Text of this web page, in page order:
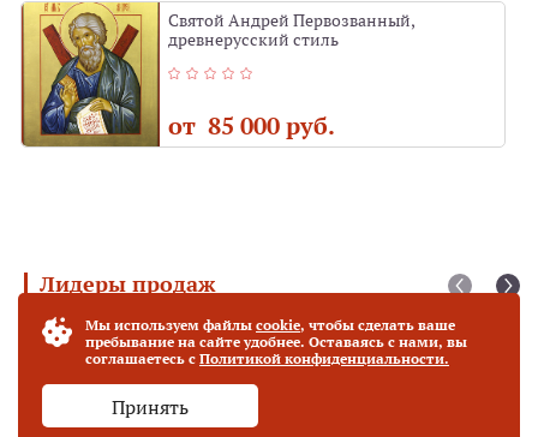
Святой Андрей Первозванный,
древнерусский стиль
от 85 000 руб.
Лидеры продаж
Хит продаж Богородица "Фёдоровская" (27 х 31 см)
Мы используем файлы cookie, чтобы сделать ваше
пребывание на сайте удобнее. Оставаясь с нами, вы
соглашаетесь с Политикой конфиденциальности.
Принять